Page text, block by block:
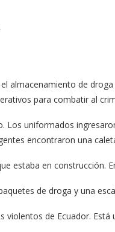
almacenamiento de
para combatir al
Los uniformados
encontraron una
estaba en construcción.
de droga y una
de Ecuador. Está